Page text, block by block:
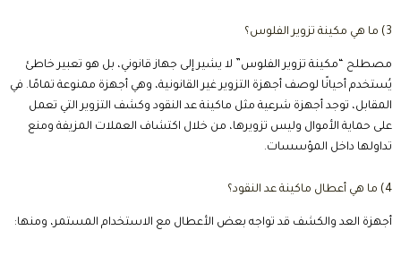
3) ما هي مكينة تزوير الفلوس؟
مصطلح “مكينة تزوير الفلوس” لا يشير إلى جهاز قانوني، بل هو تعبير خاطئ
يُستخدم أحيانًا لوصف أجهزة التزوير غير القانونية، وهي أجهزة ممنوعة تمامًا. في
المقابل، توجد أجهزة شرعية مثل ماكينة عد النقود وكشف التزوير التي تعمل
على حماية الأموال وليس تزويرها، من خلال اكتشاف العملات المزيفة ومنع
تداولها داخل المؤسسات.
4) ما هي أعطال ماكينة عد النقود؟
أجهزة العد والكشف قد تواجه بعض الأعطال مع الاستخدام المستمر، ومنها: